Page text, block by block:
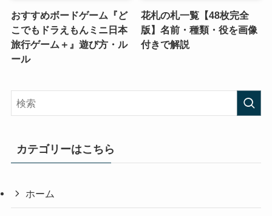
おすすめボードゲーム『ど
こでもドラえもんミニ日本
旅行ゲーム＋』遊び方・ル
ール
花札の札一覧【48枚完全
版】名前・種類・役を画像
付きで解説
カテゴリーはこちら
ホーム